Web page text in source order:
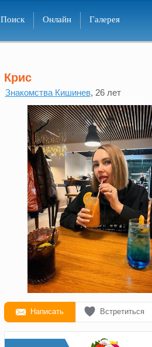
Поиск Онлайн Галерея
Крис
Знакомства Кишинев, 26 лет
Написать Встретиться